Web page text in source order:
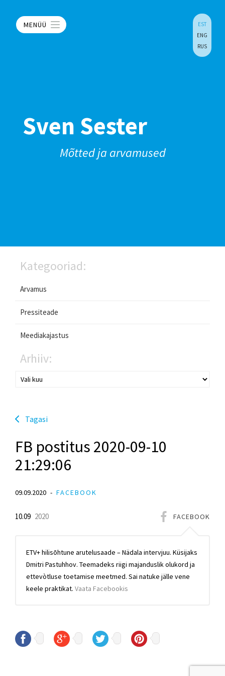
MENÜÜ
EST
ENG
RUS
Sven Sester
Mõtted ja arvamused
Kategooriad:
Arvamus
Pressiteade
Meediakajastus
Arhiiv:
Tagasi
FB postitus 2020-09-10
21:29:06
09.09.2020 FACEBOOK
FACEBOOK
10.09 2020
ETV+ hilisōhtune arutelusaade – Nädala intervjuu. Küsijaks
Dmitri Pastuhhov. Teemadeks riigi majanduslik olukord ja
ettevòtluse toetamise meetmed. Sai natuke jälle vene
keele praktikat. Vaata Facebookis